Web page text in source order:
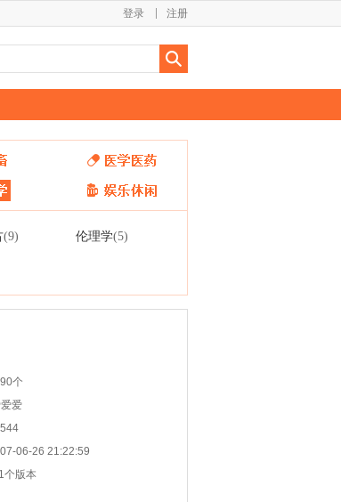
注册
登录
(9) 伦理学(5)
个
爱
06-26 21:22:59
个版本